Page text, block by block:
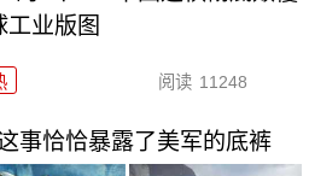
工业版图
阅读 11248
事恰恰暴露了美军的底裤